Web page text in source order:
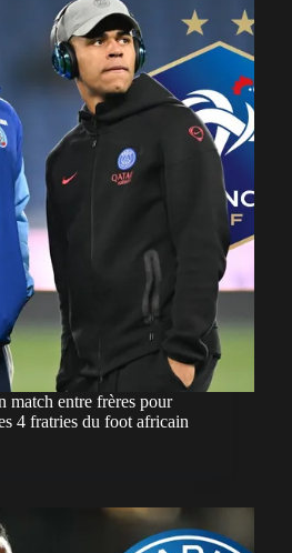
match entre frères pour
4 fratries du foot africain